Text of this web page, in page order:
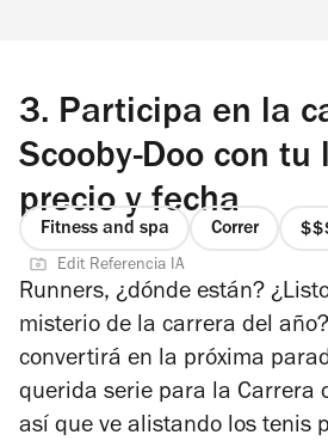
3. Participa en la
Scooby-Doo con tu
precio y fecha
Fitness and spa Correr
4
Edit Referencia IA
Runners, ¿dónde están?
misterio de la carrera del
convertirá en la próxima
querida serie para la Carrera
así que ve alistando los tenis